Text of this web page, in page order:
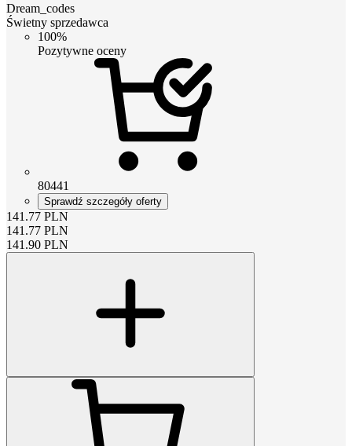
Dream_codes
Świetny sprzedawca
100%
Pozytywne oceny
80441
Sprawdź szczegóły oferty
141.77 PLN
141.77 PLN
141.90 PLN